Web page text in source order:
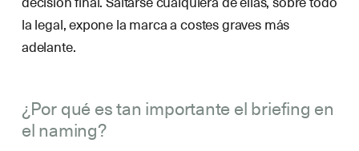
la legal, expone la marca a costes graves más
adelante.
¿Por qué es tan importante el briefing en
el naming?